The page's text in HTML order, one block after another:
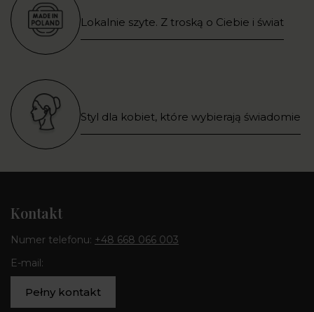
Lokalnie szyte. Z troską o Ciebie i świat
Styl dla kobiet, które wybierają świadomie
Kontakt
Numer telefonu: +48 668 066 003
E-mail:
Pełny kontakt